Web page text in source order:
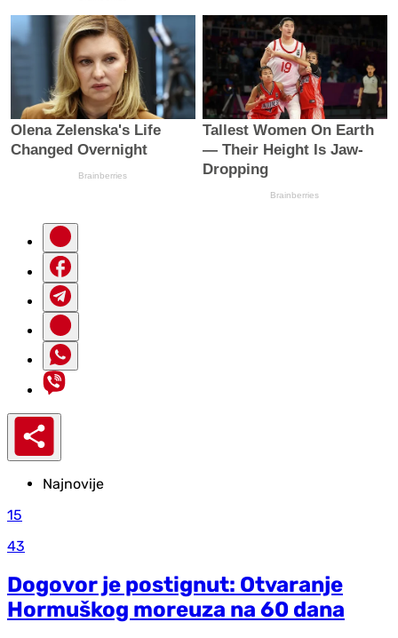
Najnovije
15
43
Dogovor je postignut: Otvaranje
Hormuškog moreuza na 60 dana